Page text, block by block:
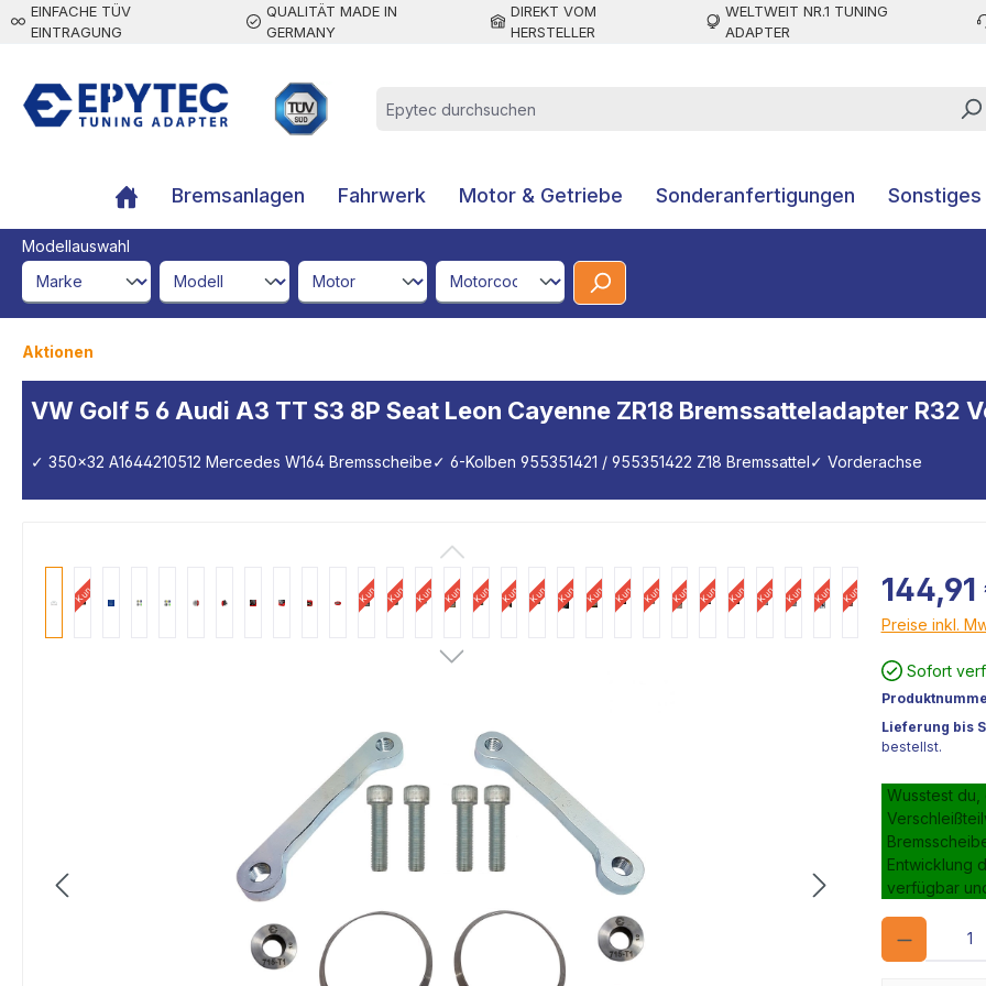
springen
EINFACHE TÜV
EINTRAGUNG
QUALITÄT MADE IN
GERMANY
DIREKT VOM
HERSTELLER
WELTWEIT NR.1 TUNING
ADAPTER
Bremsanlagen Fahrwerk Motor & Getriebe Sonderanfertigungen Sonstiges
Modellauswahl
brandId
modelId engineId engineCodeId
Aktionen
VW Golf 5 6 Audi A3 TT S3 8P Seat Leon Cayenne ZR18 Bremssatteladapter R32
✓ 350x32 A1644210512 Mercedes W164 Bremsscheibe✓ 6-Kolben 955351421 / 955351422 Z18 Bremssattel✓ Vorderachse
Kundenbild
Kundenbild KundenbildKundenbildKundenbildKundenbildKundenbildKundenbildKundenbildKundenbildKundenbildKundenbildKundenbildKundenbildKundenbildKundenbildKundenbildKundenbildKundenbildKundenbild
Preise inkl.
Sofort
Lieferung bis
bestellst.
Wusstest du,
Entwicklung
verfügbar